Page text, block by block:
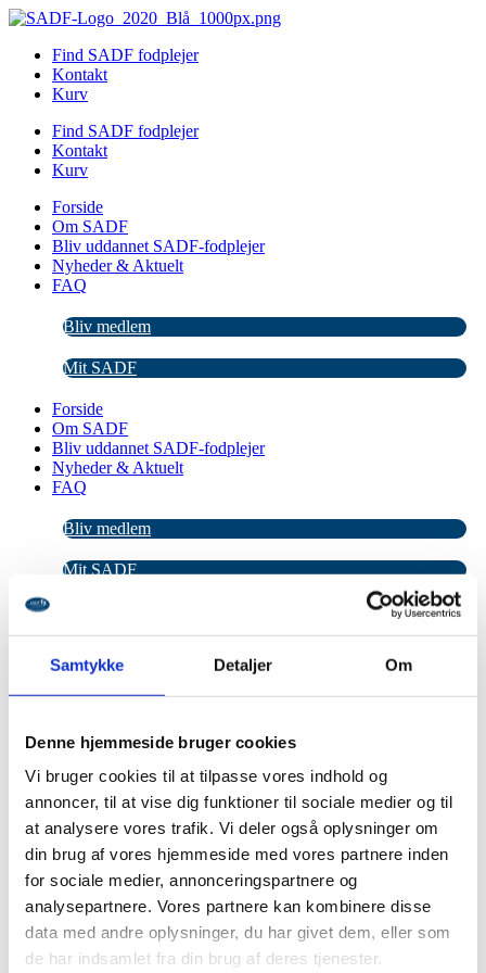
Samtykke Detaljer Om
Denne hjemmeside bruger cookies
Vi bruger cookies til at tilpasse vores indhold og
annoncer, til at vise dig funktioner til sociale medier og til
at analysere vores trafik. Vi deler også oplysninger om
din brug af vores hjemmeside med vores partnere inden
for sociale medier, annonceringspartnere og
analysepartnere. Vores partnere kan kombinere disse
data med andre oplysninger, du har givet dem, eller som
de har indsamlet fra din brug af deres tjenester.
Videre
indholdFind SADF fodplejer
Kontakt
Kurv
Find SADF fodplejer
Kontakt
Kurv
Forside
Om SADF
Bliv uddannet SADF-fodplejer
Nyheder & Aktuelt
FAQ
Bliv medlem
Mit SADF
Forside
Om SADF
Bliv uddannet SADF-fodplejer
Nyheder & Aktuelt
FAQ
Bliv medlem
Mit SADF
T-shirt
Postkort(18)
Plakater(3)
Merchandise, bog og lydbog(5)